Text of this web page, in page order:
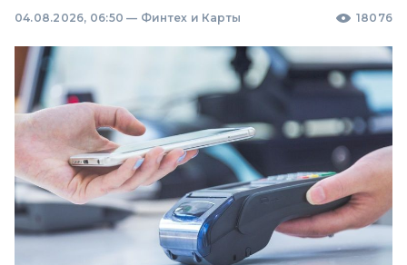
04.08.2026, 06:50 — Финтех и Карты 18076